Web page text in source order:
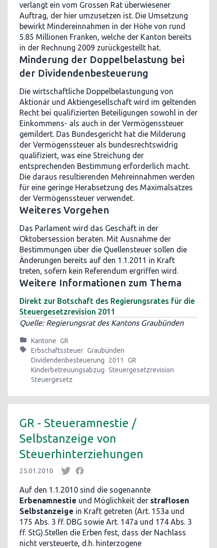
verlangt ein vom Grossen Rat überwiesener
Auftrag, der hier umzusetzen ist. Die Umsetzung
bewirkt Mindereinnahmen in der Höhe von rund
5.85 Millionen Franken, welche der Kanton bereits
in der Rechnung 2009 zurückgestellt hat.
Minderung der Doppelbelastung bei
der Dividendenbesteuerung
Die wirtschaftliche Doppelbelastungung von
Aktionär und Aktiengesellschaft wird im geltenden
Recht bei qualifizierten Beteiligungen sowohl in der
Einkommens- als auch in der Vermögenssteuer
gemildert. Das Bundesgericht hat die Milderung
der Vermögenssteuer als bundesrechtswidrig
qualifiziert, was eine Streichung der
entsprechenden Bestimmung erforderlich macht.
Die daraus resultierenden Mehreinnahmen werden
für eine geringe Herabsetzung des Maximalsatzes
der Vermögenssteuer verwendet.
Weiteres Vorgehen
Das Parlament wird das Geschäft in der
Oktobersession beraten. Mit Ausnahme der
Bestimmungen über die Quellensteuer sollen die
Änderungen bereits auf den 1.1.2011 in Kraft
treten, sofern kein Referendum ergriffen wird.
Weitere Informationen zum Thema
Direkt zur Botschaft des Regierungsrates für die
Steuergesetzrevision 2011
Quelle: Regierungsrat des Kantons Graubünden
Kantone GR
Erbschaftssteuer Graubünden
Dividendenbesteuerung
2011
GR
Kinderbetreuungsabzug Steuergesetzrevision
Steuergesetz
GR - Steueramnestie /
Selbstanzeige von
Steuerhinterziehungen
25.01.2010
Auf den 1.1.2010 sind die sogenannte
Erbenamnestie und Möglichkeit der straflosen
Selbstanzeige in Kraft getreten (Art. 153a und
175 Abs. 3 ff. DBG sowie Art. 147a und 174 Abs. 3
ff. StG).Stellen die Erben fest, dass der Nachlass
nicht versteuerte, d.h. hinterzogene